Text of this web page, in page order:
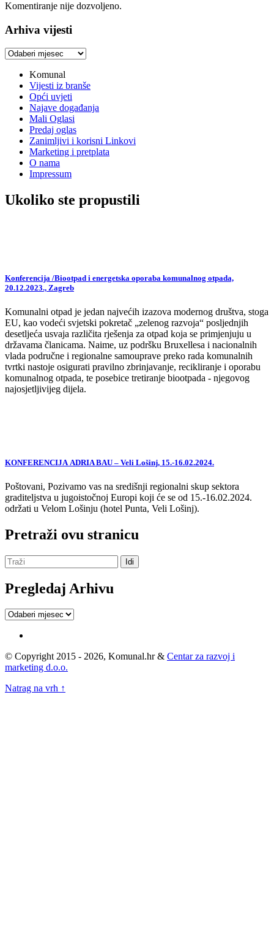
Komentiranje nije dozvoljeno.
Arhiva vijesti
Arhiva
Komunal
Vijesti iz branše
Opći uvjeti
Najave događanja
Mali Oglasi
Predaj oglas
Zanimljivi i korisni Linkovi
Marketing i pretplata
O nama
Impressum
Ukoliko ste propustili
Konferencija /Biootpad i energetska oporaba komunalnog otpada,
20.12.2023., Zagreb
Komunalni otpad je jedan najvećih izazova modernog društva, stoga
EU, kao vodeći svjetski pokretač „zelenog razvoja“ posljednjih
desetljeća usvaja različita rješenja za otpad koja se primjenjuju u
državama članicama. Naime, uz podršku Bruxellesa i nacionalnih
vlada područne i regionalne samouprave preko rada komunalnih
tvrtki nastoje osigurati pravilno zbrinjavanje, recikliranje i oporabu
komunalnog otpada, te posebice tretiranje biootpada - njegovog
najosjetljivijeg dijela.
KONFERENCIJA ADRIA BAU – Veli Lošinj, 15.-16.02.2024.
Poštovani, Pozivamo vas na središnji regionalni skup sektora
graditeljstva u jugoistočnoj Europi koji će se od 15.-16.02.2024.
održati u Velom Lošinju (hotel Punta, Veli Lošinj).
Pretraži ovu stranicu
Pregledaj Arhivu
Pregledaj
© Copyright 2015 - 2026, Komunal.hr & Centar za razvoj i
marketing d.o.o.
Natrag na vrh ↑